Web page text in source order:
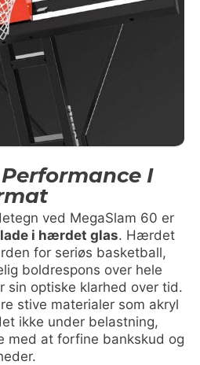
I
ved MegaSlam 60 er
i hærdet glas. Hærdet
for seriøs basketball,
boldrespons over hele
sin optiske klarhed over tid.
stive materialer som akryl
ikke under belastning,
med at forfine bankskud og